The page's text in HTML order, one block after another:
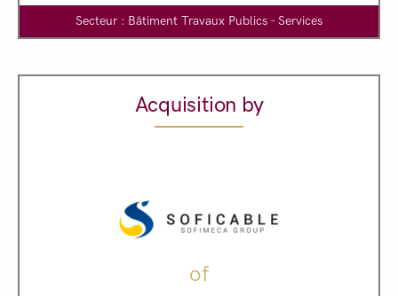
Secteur : Bâtiment Travaux Publics - Services
Acquisition by
of